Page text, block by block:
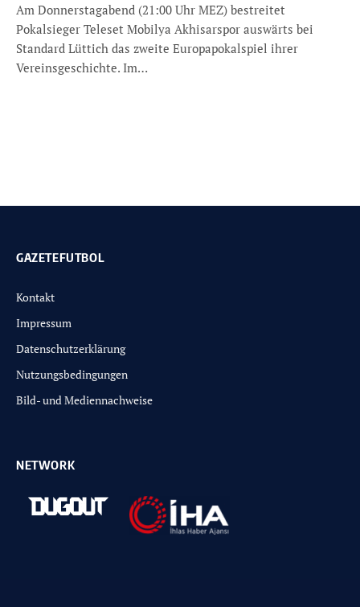
Am Donnerstagabend (21:00 Uhr MEZ) bestreitet
Pokalsieger Teleset Mobilya Akhisarspor auswärts bei
Standard Lüttich das zweite Europapokalspiel ihrer
Vereinsgeschichte. Im…
GAZETEFUTBOL
Kontakt
Impressum
Datenschutzerklärung
Nutzungsbedingungen
Bild- und Mediennachweise
NETWORK